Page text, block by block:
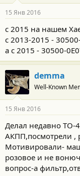
15 Янв 2016
с 2015 на нашем
с 2013-2015 -
а с 2015 - 30500-
demma
Well-Known
15 Янв 2016
Делал недавно ТО-
АКПП,посмотрели ,
Мотивировали-
розовое и не
вопрос-а